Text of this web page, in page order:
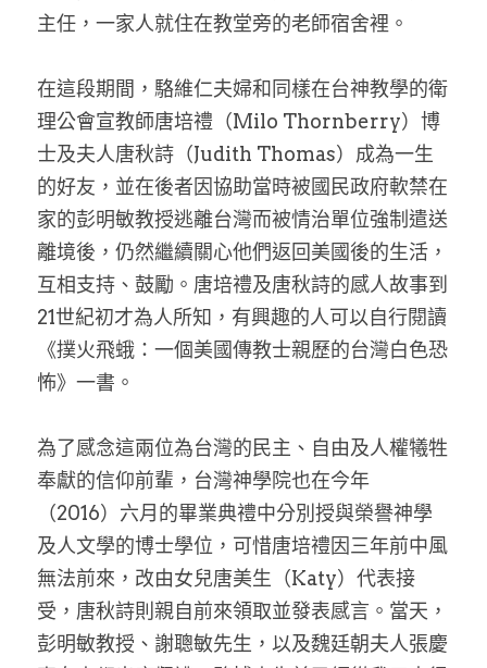
主任，一家人就住在教堂旁的老師宿舍裡。
在這段期間，駱維仁夫婦和同樣在台神教學的衛
理公會宣教師唐培禮（Milo Thornberry）博
士及夫人唐秋詩（Judith Thomas）成為一生
的好友，並在後者因協助當時被國民政府軟禁在
家的彭明敏教授逃離台灣而被情治單位強制遣送
離境後，仍然繼續關心他們返回美國後的生活，
互相支持、鼓勵。唐培禮及唐秋詩的感人故事到
21世紀初才為人所知，有興趣的人可以自行閱讀
《撲火飛蛾：一個美國傳教士親歷的台灣白色恐
怖》一書。
為了感念這兩位為台灣的民主、自由及人權犧牲
奉獻的信仰前輩，台灣神學院也在今年
（2016）六月的畢業典禮中分別授與榮譽神學
及人文學的博士學位，可惜唐培禮因三年前中風
無法前來，改由女兒唐美生（Katy）代表接
受，唐秋詩則親自前來領取並發表感言。當天，
彭明敏教授、謝聰敏先生，以及魏廷朝夫人張慶